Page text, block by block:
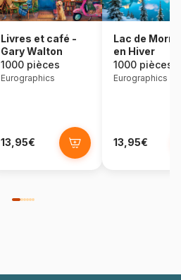
Livres et café -
Gary Walton
1000 pièces
Eurographics
13,95€
Lac de
en Hiver
1000 pièces
Eurographics
13,95€